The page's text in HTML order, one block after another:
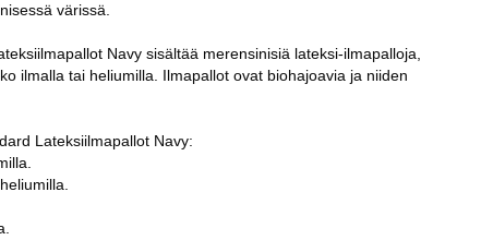
värissä.
Navy sisältää merensinisiä lateksi-ilmapalloja,
ilmalla tai heliumilla. Ilmapallot ovat biohajoavia ja niiden
Lateksiilmapallot Navy: